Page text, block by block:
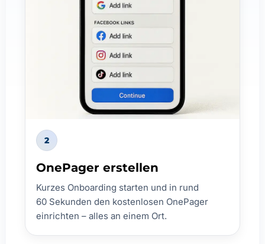
2
OnePager erstellen
Kurzes Onboarding starten und in rund
60 Sekunden den kostenlosen OnePager
einrichten – alles an einem Ort.